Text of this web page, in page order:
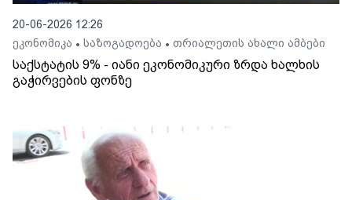
20-06-2026 12:26
ეკონომიკა • საზოგადოება • თრიალეთის ახალი ამბები
საქსტატის 9% - იანი ეკონომიკური ზრდა ხალხის
გაჭირვების ფონზე